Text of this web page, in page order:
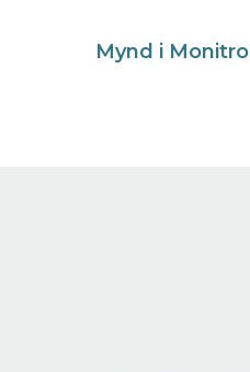
Mynd i Monitro